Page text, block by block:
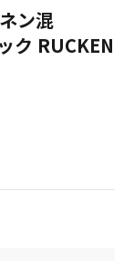
ン混
ク RUCKEN